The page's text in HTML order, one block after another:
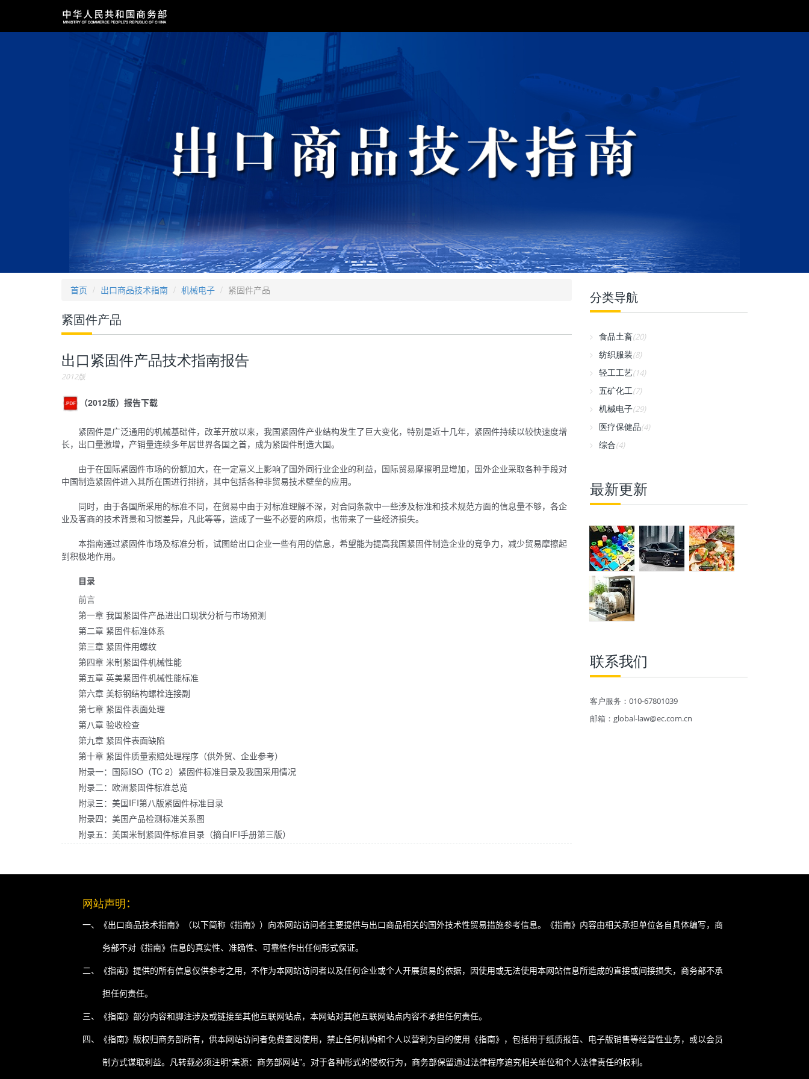
首页 出口商品技术指南 机械电子 紧固件产品
紧固件产品
出口紧固件产品技术指南报告
2012版
（2012版）报告下载
紧固件是广泛通用的机械基础件，改革开放以来，我国紧固件产业结构发生了巨大变化，特别是近十几年，紧固件持续以较快速度增
长，出口量激增，产销量连续多年居世界各国之首，成为紧固件制造大国。
由于在国际紧固件市场的份额加大，在一定意义上影响了国外同行业企业的利益，国际贸易摩擦明显增加，国外企业采取各种手段对
中国制造紧固件进入其所在国进行排挤，其中包括各种非贸易技术壁垒的应用。
同时，由于各国所采用的标准不同，在贸易中由于对标准理解不深，对合同条款中一些涉及标准和技术规范方面的信息量不够，各企
业及客商的技术背景和习惯差异，凡此等等，造成了一些不必要的麻烦，也带来了一些经济损失。
本指南通过紧固件市场及标准分析，试图给出口企业一些有用的信息，希望能为提高我国紧固件制造企业的竞争力，减少贸易摩擦起
到积极地作用。
目录
前言
第一章 我国紧固件产品进出口现状分析与市场预测
第二章 紧固件标准体系
第三章 紧固件用螺纹
第四章 米制紧固件机械性能
第五章 英美紧固件机械性能标准
第六章 美标钢结构螺栓连接副
第七章 紧固件表面处理
第八章 验收检查
第九章 紧固件表面缺陷
第十章 紧固件质量索赔处理程序（供外贸、企业参考）
附录一：国际ISO（TC 2）紧固件标准目录及我国采用情况
附录二：欧洲紧固件标准总览
附录三：美国IFI第八版紧固件标准目录
附录四：美国产品检测标准关系图
附录五：美国米制紧固件标准目录（摘自IFI手册第三版）
分类导航
食品土畜(20)
纺织服装(8)
轻工工艺(14)
五矿化工(7)
机械电子(29)
医疗保健品(4)
综合(4)
最新更新
联系我们
客户服务：010-67801039
邮箱：global-law@ec.com.cn
网站声明 ：
一、《出口商品技术指南》（以下简称《指南》）向本网站访问者主要提供与出口商品相关的国外技术性贸易措施参考信息。《指南》内容由相关承担单位各自具体编写，商
务部不对《指南》信息的真实性、准确性、可靠性作出任何形式保证。
二、《指南》提供的所有信息仅供参考之用，不作为本网站访问者以及任何企业或个人开展贸易的依据，因使用或无法使用本网站信息所造成的直接或间接损失，商务部不承
担任何责任。
三、《指南》部分内容和脚注涉及或链接至其他互联网站点，本网站对其他互联网站点内容不承担任何责任。
四、《指南》版权归商务部所有，供本网站访问者免费查阅使用，禁止任何机构和个人以营利为目的使用《指南》，包括用于纸质报告、电子版销售等经营性业务，或以会员
制方式谋取利益。凡转载必须注明“来源：商务部网站”。对于各种形式的侵权行为，商务部保留通过法律程序追究相关单位和个人法律责任的权利。